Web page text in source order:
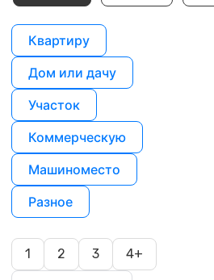
Квартиру
Дом или дачу
Участок
Коммерческую
Машиноместо
Разное
1 2 3 4+